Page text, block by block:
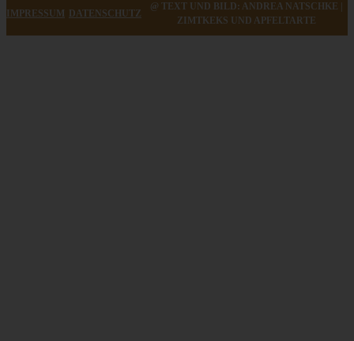
IMPRESSUM DATENSCHUTZ
@ TEXT UND BILD: ANDREA NATSCHKE |
ZIMTKEKS UND APFELTARTE